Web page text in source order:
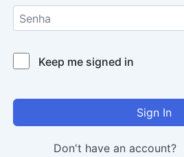
Keep me signed in
Sign In
Don't have an account?